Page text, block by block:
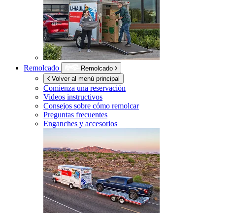
Remolcado
Remolcado
Volver al menú principal
Comienza una reservación
Videos instructivos
Consejos sobre cómo remolcar
Preguntas frecuentes
Enganches y accesorios